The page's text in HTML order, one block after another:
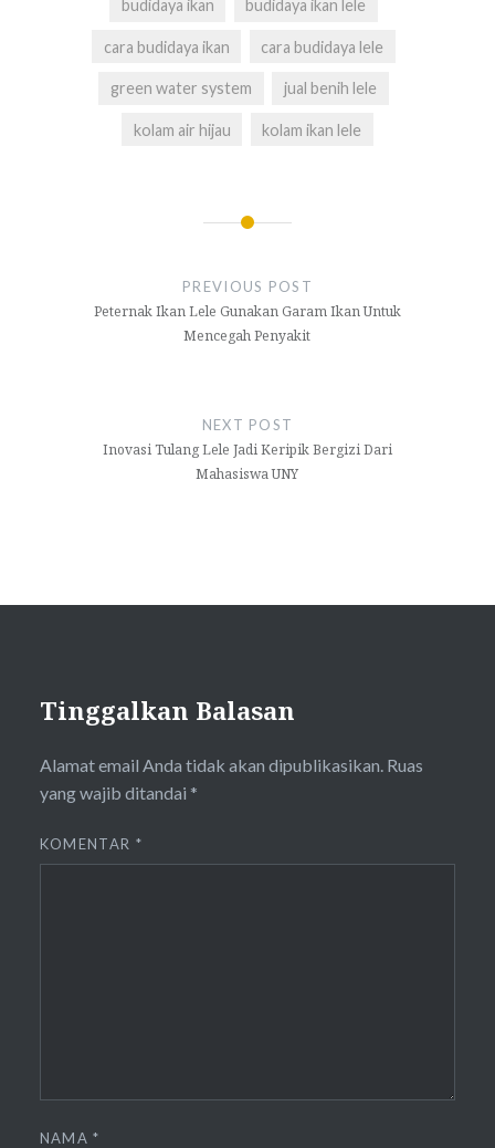
budidaya ikan budidaya ikan lele
cara budidaya ikan cara budidaya lele
green water system jual benih lele
kolam air hijau kolam ikan lele
PREVIOUS POST
Peternak Ikan Lele Gunakan Garam Ikan Untuk
Mencegah Penyakit
NEXT POST
Inovasi Tulang Lele Jadi Keripik Bergizi Dari
Mahasiswa UNY
Tinggalkan Balasan
Alamat email Anda tidak akan dipublikasikan. Ruas
yang wajib ditandai *
KOMENTAR *
NAMA*